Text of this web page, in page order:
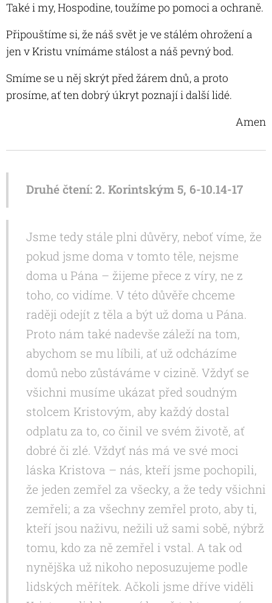
Také i my, Hospodine, toužíme po pomoci a ochraně.
Připouštíme si, že náš svět je ve stálém ohrožení a
jen v Kristu vnímáme stálost a náš pevný bod.
Smíme se u něj skrýt před žárem dnů, a proto
prosíme, ať ten dobrý úkryt poznají i další lidé.
Amen
Druhé čtení: 2. Korintským 5, 6-10.14-17
Jsme tedy stále plni důvěry, neboť víme, že
pokud jsme doma v tomto těle, nejsme
doma u Pána – žijeme přece z víry, ne z
toho, co vidíme. V této důvěře chceme
raději odejít z těla a být už doma u Pána.
Proto nám také nadevše záleží na tom,
abychom se mu líbili, ať už odcházíme
domů nebo zůstáváme v cizině. Vždyť se
všichni musíme ukázat před soudným
stolcem Kristovým, aby každý dostal
odplatu za to, co činil ve svém životě, ať
dobré či zlé. Vždyť nás má ve své moci
láska Kristova – nás, kteří jsme pochopili,
že jeden zemřel za všecky, a že tedy všichni
zemřeli; a za všechny zemřel proto, aby ti,
kteří jsou naživu, nežili už sami sobě, nýbrž
tomu, kdo za ně zemřel i vstal. A tak od
nynějška už nikoho neposuzujeme podle
lidských měřítek. Ačkoli jsme dříve viděli